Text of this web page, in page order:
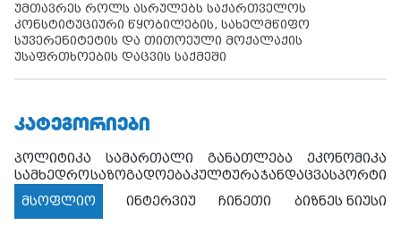
უმთავრეს როლს ასრულებს საქართველოს
კონსტიტუციური წყობილების, სახელმწიფო
სუვერენიტეტის და თითოეული მოქალაქის
უსაფრთხოების დაცვის საქმეში
ᲙᲐᲢᲔᲒᲝᲠᲘᲔᲑᲘ
პოლიტიკა სამართალი განათლება
ეკონომიკა
სამხედროსაზოგადოებაკულტურაჯანდაცვასპორტი
მსოფლიო
ინტერვიუ ჩინეთი ბიზნეს ნიუსი